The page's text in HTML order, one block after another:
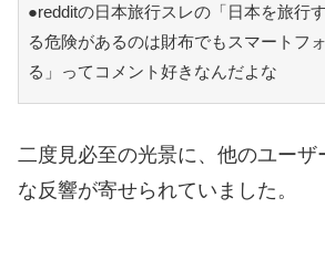
●redditの日本旅行スレの「日本を旅行
る危険があるのは財布でもスマートフ
る」ってコメント好きなんだよな
二度見必至の光景に、他のユーザ
な反響が寄せられていました。